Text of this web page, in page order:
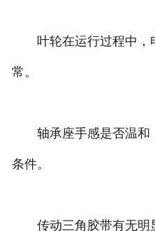
叶轮在运行过程中，
常。
轴承座手感是否温和
条件。
传动三角胶带有无明